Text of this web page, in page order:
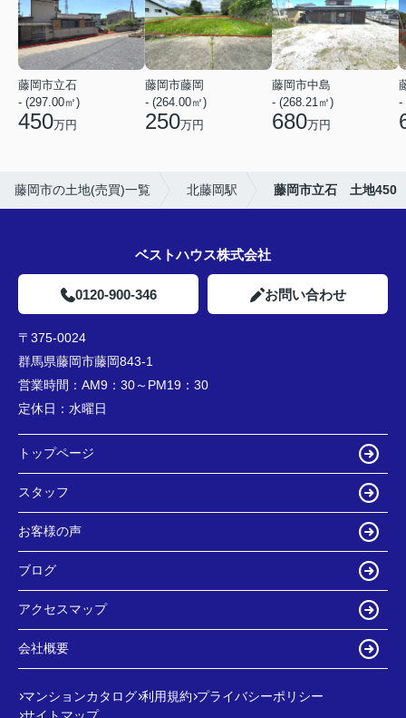
藤岡市立石
- (297.00㎡)
450万円
藤岡市藤岡
- (264.00㎡)
250万円
藤岡市中島
- (268.21㎡)
680万円
-
藤岡市の土地(売買)一覧 北藤岡駅 藤岡市立石 土地450
ベストハウス株式会社
0120-900-346 お問い合わせ
〒375-0024
群馬県藤岡市藤岡843-1
営業時間： AM9：30～PM19：30
定休日： 水曜日
トップページ
スタッフ
お客様の声
ブログ
アクセスマップ
会社概要
マンションカタログ 利用規約 プライバシーポリシー
サイトマップ